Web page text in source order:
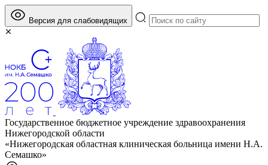
Версия для слабовидящих
Государственное бюджетное учреждение здравоохранения
Нижегородской области
«Нижегородская областная клиническая больница имени Н.А.
Семашко»